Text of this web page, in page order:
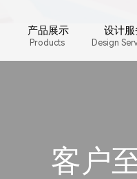
客户
产品展示 设计服
Products Design